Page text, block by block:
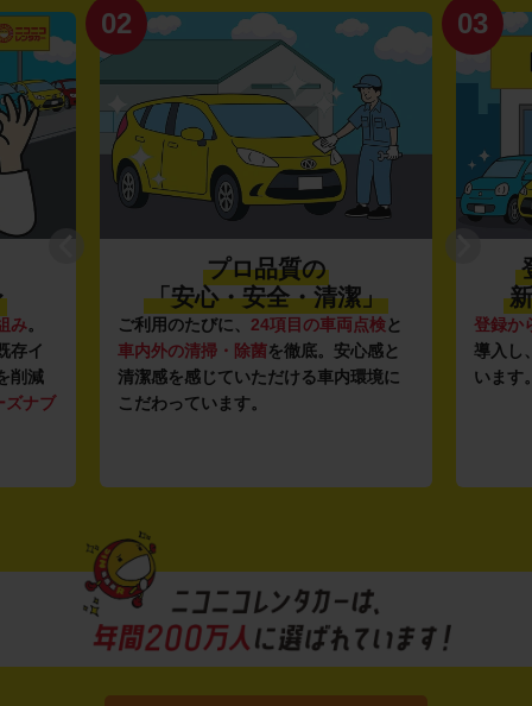
み。
存イ
削減
ズナブ
02
プロ品質の
「安心・安全・清潔」
ご利用のたびに、 24項目の車両点検と
車内外の清掃・除菌を徹底。安心感と
清潔感を感じていただける車内環境に
こだわっています。
03
登録か
導入し
います